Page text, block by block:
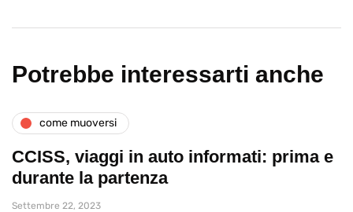
Potrebbe interessarti anche
come muoversi
CCISS, viaggi in auto informati: prima e
durante la partenza
Settembre 22, 2023